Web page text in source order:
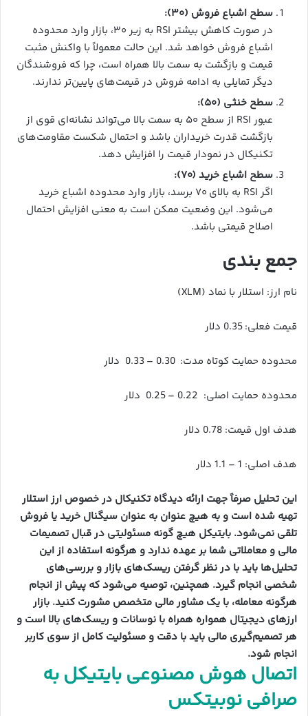
سطح اشباع فروش (۳۰):
در صورت کاهش بیشتر RSI به زیر ۳۰، بازار وارد محدوده
اشباع فروش خواهد شد. این حالت معمولاً با واکنش مثبت
قیمت و بازگشت به سمت بالا همراه است، چرا که فروشندگان
دیگر تمایلی به ادامه فروش در قیمت‌های پایین‌تر ندارند.
سطح خنثی (۵۰):
عبور RSI از سطح ۵۰ به سمت بالا می‌تواند نشانه‌ای قوی از
بازگشت قدرت خریداران باشد و احتمال شکست مقاومت‌های
تکنیکال در نمودار قیمت را افزایش دهد.
سطح اشباع خرید (۷۰):
اگر RSI به بالای ۷۰ برسد، بازار وارد محدوده اشباع خرید
می‌شود. این وضعیت ممکن است به معنی افزایش احتمال
اصلاح قیمتی باشد.
جمع بندی
نام ارز: استلار با نماد (XLM)
قیمت فعلی: 0.35 دلار
محدوده حمایت کوتاه مدت: 0.30 – 0.33 دلار
محدوده حمایت اصلی: 0.22 – 0.25 دلار
هدف اول قیمت: 0.78 دلار
هدف اصلی: 1 – 1.1 دلار
این تحلیل صرفاً جهت ارائه دیدگاه تکنیکال در خصوص ارز استلار
تهیه شده است و به هیچ عنوان به عنوان سیگنال خرید یا فروش
تلقی نمی‌شود. بایتیکل هیچ گونه مسئولیتی در قبال تصمیمات
مالی و معاملاتی شما بر عهده ندارد و هرگونه استفاده از این
تحلیل‌ها باید با در نظر گرفتن ریسک‌های بازار و بررسی‌های
شخصی انجام گیرد. همچنین، توصیه می‌شود که پیش از انجام
هرگونه معامله، با یک مشاور مالی متخصص مشورت کنید. بازار
ارزهای دیجیتال همواره همراه با نوسانات و ریسک‌های بالا است و
هر تصمیم‌گیری مالی باید با دقت و مسئولیت کامل از سوی کاربر
انجام شود.
اتصال هوش مصنوعی بایتیکل به
صرافی نوبیتکس